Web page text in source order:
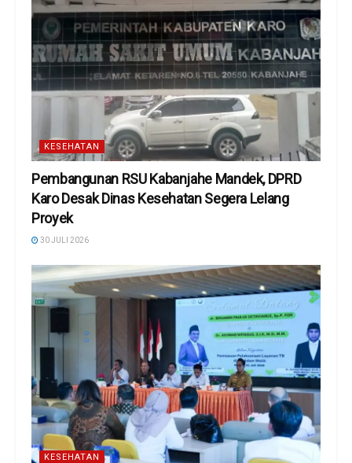
KESEHATAN
Pembangunan RSU Kabanjahe Mandek, DPRD
Karo Desak Dinas Kesehatan Segera Lelang
Proyek
30 JULI 2026
KESEHATAN